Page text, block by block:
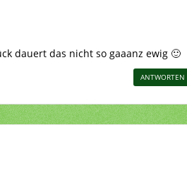
dauert das nicht so gaaanz ewig 🙂
ANTWORTEN